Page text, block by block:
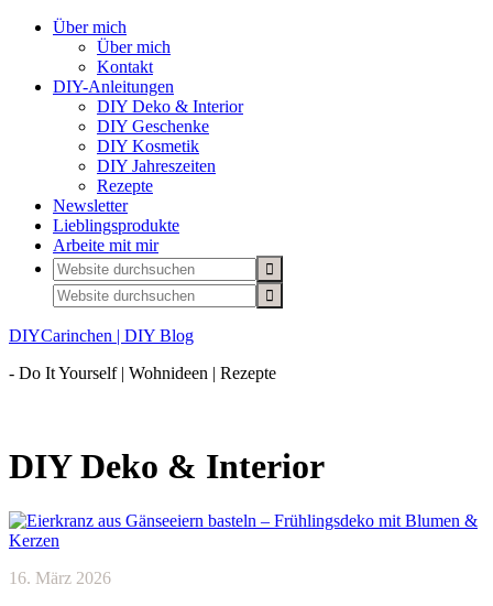
Über mich
Über mich
Kontakt
DIY-Anleitungen
DIY Deko & Interior
DIY Geschenke
DIY Kosmetik
DIY Jahreszeiten
Rezepte
Newsletter
Lieblingsprodukte
Arbeite mit mir
DIYCarinchen | DIY Blog
- Do It Yourself | Wohnideen | Rezepte
DIY Deko & Interior
16. März 2026